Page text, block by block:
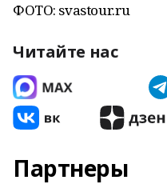
ФОТО: svastour.ru
Читайте нас
Партнеры